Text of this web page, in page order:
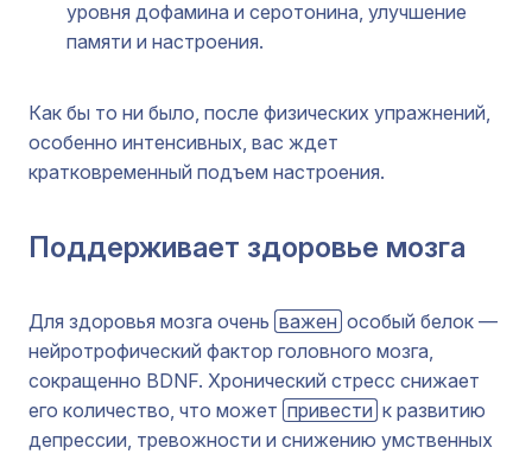
уровня дофамина и серотонина, улучшение
памяти и настроения.
Как бы то ни было, после физических упражнений,
особенно интенсивных, вас ждет
кратковременный подъем настроения.
Поддерживает здоровье мозга
Для здоровья мозга очень важен особый белок —
нейротрофический фактор головного мозга,
сокращенно BDNF. Хронический стресс снижает
его количество, что может привести к развитию
депрессии, тревожности и снижению умственных